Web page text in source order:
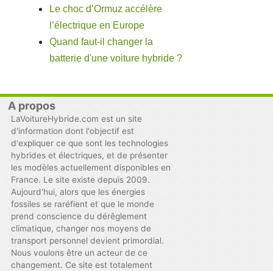
Le choc d’Ormuz accélère
l’électrique en Europe
Quand faut-il changer la
batterie d'une voiture hybride ?
A propos
LaVoitureHybride.com est un site
d'information dont l'objectif est
d'expliquer ce que sont les technologies
hybrides et électriques, et de présenter
les modèles actuellement disponibles en
France. Le site existe depuis 2009.
Aujourd'hui, alors que les énergies
fossiles se raréfient et que le monde
prend conscience du dérêglement
climatique, changer nos moyens de
transport personnel devient primordial.
Nous voulons être un acteur de ce
changement. Ce site est totalement